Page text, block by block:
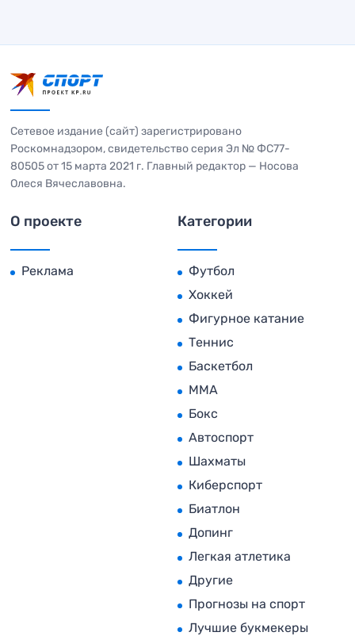
Сетевое издание (сайт) зарегистрировано
Роскомнадзором, свидетельство серия Эл № ФС77-
80505 от 15 марта 2021 г. Главный редактор — Носова
Олеся Вячеславовна.
О проекте
Реклама
Категории
Футбол
Хоккей
Фигурное катание
Теннис
Баскетбол
MMA
Бокс
Автоспорт
Шахматы
Киберспорт
Биатлон
Допинг
Легкая атлетика
Другие
Прогнозы на спорт
Лучшие букмекеры